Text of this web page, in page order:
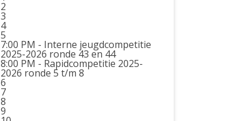
2
3
4
5
7:00 PM - Interne jeugdcompetitie
2025-2026 ronde 43 en 44
8:00 PM - Rapidcompetitie 2025-
2026 ronde 5 t/m 8
6
7
8
9